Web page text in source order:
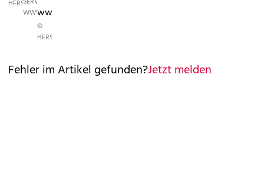
HERSTELLER
WWW.PPS.AT
www.asos.com
©
HERSTELLER
Fehler im Artikel gefunden?Jetzt melden